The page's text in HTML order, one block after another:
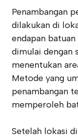
Penambangan
dilakukan di
endapan
dimulai dengan
menentukan
Metode yang
penambangan
memperoleh
Setelah lokasi